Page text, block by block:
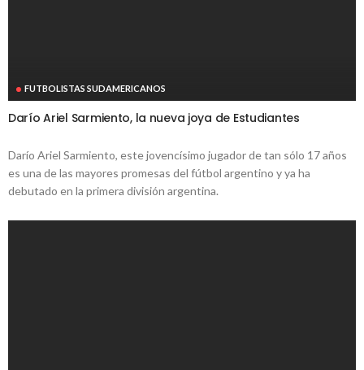
FUTBOLISTAS SUDAMERICANOS
Darío Ariel Sarmiento, la nueva joya de Estudiantes
Darío Ariel Sarmiento, este jovencísimo jugador de tan sólo 17 años
es una de las mayores promesas del fútbol argentino y ya ha
debutado en la primera división argentina.